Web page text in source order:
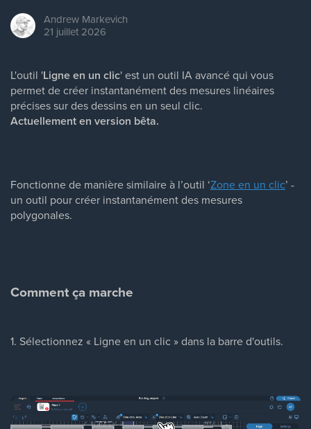
Andrew Markevich
21 juillet 2026
L'outil 'Ligne en un clic' est un outil IA avancé qui vous
permet de créer instantanément des mesures linéaires
précises sur des dessins en un seul clic.
Actuellement en version bêta.
Fonctionne de manière similaire à l’outil ‘Zone en un clic’ -
un outil pour créer instantanément des mesures
polygonales.
Comment ça marche
1. Sélectionnez « Ligne en un clic » dans la barre d'outils.